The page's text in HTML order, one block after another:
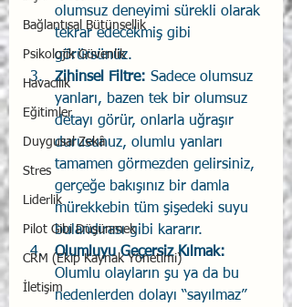
Bağlantısal Bütünsellik
Psikolojik Güvenlik
Havacılık
Eğitimler
Duygusal Zekâ
Stres
Liderlik
Pilot Gibi Düşünmek
CRM (Ekip Kaynak Yönetimi)
İletişim
olumsuz deneyimi sürekli olarak
tekrar edecekmiş gibi
görürsünüz.
Zihinsel Filtre: Sadece olumsuz
yanları, bazen tek bir olumsuz
detayı görür, onlarla uğraşır
durusunuz, olumlu yanları
tamamen görmezden gelirsiniz,
gerçeğe bakışınız bir damla
mürekkebin tüm şişedeki suyu
bulandırası gibi kararır.
Olumluyu Geçersiz Kılmak:
Olumlu olayların şu ya da bu
nedenlerden dolayı “sayılmaz”